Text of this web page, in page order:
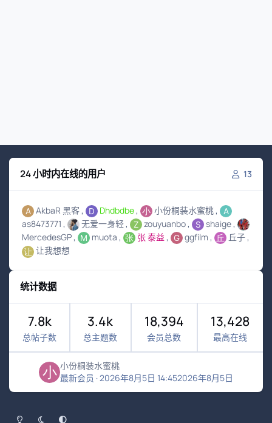
24 小时内在线的用户 13
AkbaR 黑客 Dhdbdbe
小份桐装水蜜桃
as8473771
无爱一身轻 zouyuanbo
shaige
MercedesGP
muota 张 泰益 ggfilm
丘子
让我想想
统计数据
7.8k
总帖子数
3.4k
总主题数
18,394
会员总数
13,428
最高在线
小份桐装水蜜桃
最新会员 ·2026年8月5日 14:452026年8月5日
浅色模式黑暗模式系统偏好